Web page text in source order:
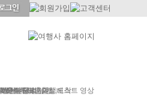
런던/파리 출발,도착
/시즌투어
집트
레저 맞춤여행
VIP 의전
서비스
가이드 컬럼 베스트 영상
소 공지사항